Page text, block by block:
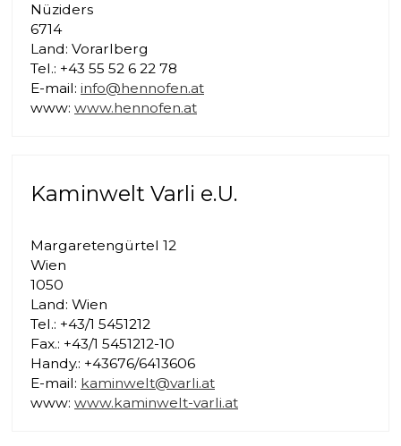
Nüziders
6714
Land: Vorarlberg
Tel.: +43 55 52 6 22 78
E-mail: info@hennofen.at
www: www.hennofen.at
Kaminwelt Varli e.U.
Margaretengürtel 12
Wien
1050
Land: Wien
Tel.: +43/1 5451212
Fax.: +43/1 5451212-10
Handy.: +43676/6413606
E-mail: kaminwelt@varli.at
www: www.kaminwelt-varli.at